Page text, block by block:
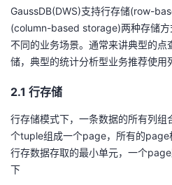
客
论
坛
的
圈
我
的
我
动
关
我
的
我
证
实
的
的
技
持
我
的
建
GaussDB(DWS)支持行存储(row-
(column-based storage)两种存储方
不同的业务场景。通常来讲典型的点
储，典型的统计分析型业务推荐使用
2.1 行存储
行存储模式下，一条数据的所有列
个tuple组成一个page，所有的
行存数据存取的最小单元，一个
下